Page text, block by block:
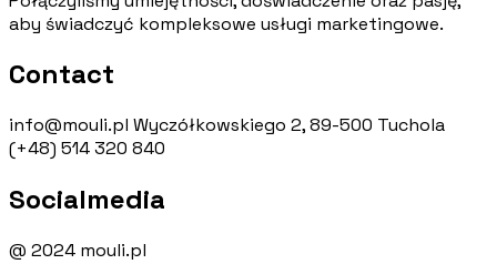
aby świadczyć kompleksowe usługi marketingowe.
Contact
info@mouli.pl Wyczółkowskiego 2, 89-500 Tuchola
(+48) 514 320 840
Socialmedia
@ 2024 mouli.pl